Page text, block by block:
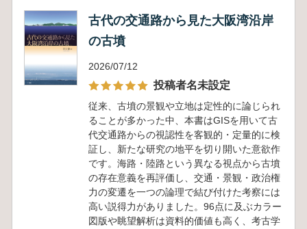
古代の交通路から見た大阪湾沿岸
の古墳
2026/07/12
投稿者名未設定
従来、古墳の景観や立地は定性的に論じられ
ることが多かった中、本書はGISを用いて古
代交通路からの視認性を客観的・定量的に検
証し、新たな研究の地平を切り開いた意欲作
です。海路・陸路という異なる視点から古墳
の存在意義を再評価し、交通・景観・政治権
力の変遷を一つの論理で結び付けた考察には
高い説得力がありました。96点に及ぶカラー
図版や眺望解析は資料的価値も高く、考古学